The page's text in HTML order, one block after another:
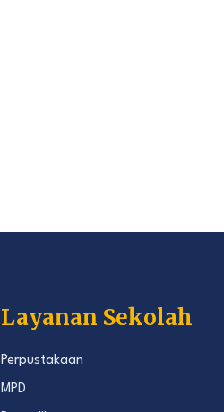
Layanan Sekolah
Perpustakaan
MPD